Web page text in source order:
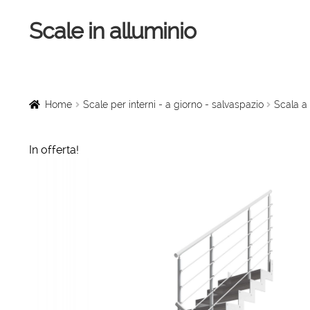
Vai
alla
Vai
al
Scale in alluminio
Scale a chiocciola
Home Scale per interni - a giorno - salvaspazio Scala a
In offerta!